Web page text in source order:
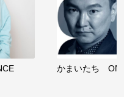
かまいたち